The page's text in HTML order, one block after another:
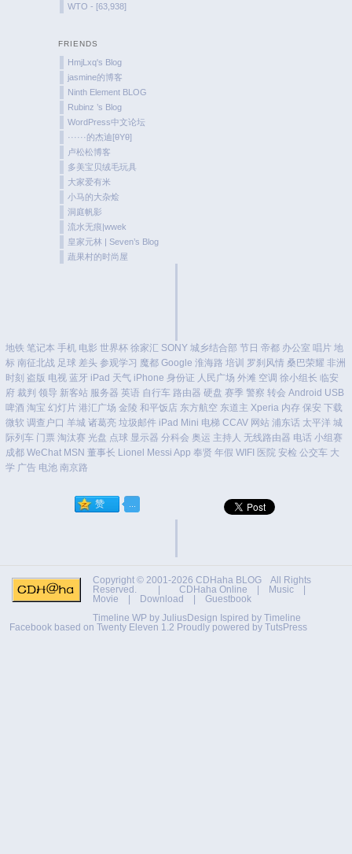
WTO - [63,938]
FRIENDS
HmjLxq's Blog
jasmine的博客
Ninth Element BLOG
Rubinz ’s Blog
WordPress中文论坛
······的杰迪[θYθ]
卢松松博客
多美宝贝绒毛玩具
大家爱有米
小马的大杂烩
洞庭帆影
流水无痕|wwek
皇家元林 | Seven’s Blog
蔬果村的时尚屋
地铁 笔记本 手机 电影 世界杯 徐家汇 SONY 城乡结合部 节日 帝都 办公室 唱片 地
标 南征北战 足球 差头 参观学习 魔都 Google 淮海路 培训 罗刹风情 桑巴荣耀 非洲
时刻 盗版 电视 蓝牙 iPad 天气 iPhone 身份证 人民广场 外滩 空调 徐小组长 临安
府 裁判 领导 新客站 服务器 英语 自行车 路由器 硬盘 赛季 警察 转会 Android USB
啤酒 淘宝 幻灯片 港汇广场 金陵 和平饭店 东方航空 东道主 Xperia 内存 保安 下载
微软 调查户口 羊城 诸葛亮 垃圾邮件 iPad Mini 电梯 CCAV 网站 浦东话 太平洋 城
际列车 门票 淘汰赛 光盘 点球 显示器 分科会 奥运 主持人 无线路由器 电话 小组赛
成都 WeChat MSN 董事长 Lionel Messi App 奉贤 年假 WIFI 医院 安检 公交车 大
学 广告 电池 南京路
Copyright © 2001-2026 CDHaha BLOG All Rights
Reserved. | CDHaha Online | Music |
Movie | Download | Guestbook
Timeline WP by JuliusDesign Ispired by Timeline
Facebook based on Twenty Eleven 1.2 Proudly powered by TutsPress